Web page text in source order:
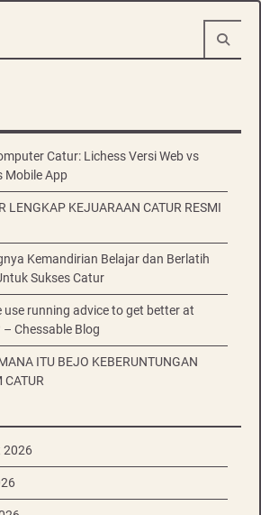
Catur: Lichess Versi Web vs
Mobile App
LENGKAP KEJUARAAN CATUR RESMI
Kemandirian Belajar dan Berlatih
Sukses Catur
use running advice to get better at
– Chessable Blog
ITU BEJO KEBERUNTUNGAN
CATUR
2026